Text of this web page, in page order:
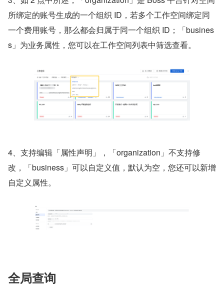
所绑定的账号生成的一个组织 ID，若多个工作空间绑定同
一个费用账号，那么都会归属于同一个组织 ID；「busines
s」为业务属性，您可以在工作空间列表中筛选查看。
4、支持编辑「属性声明」，「organization」不支持修
改，「business」可以自定义值，默认为空，您还可以新增
自定义属性。
全局查询